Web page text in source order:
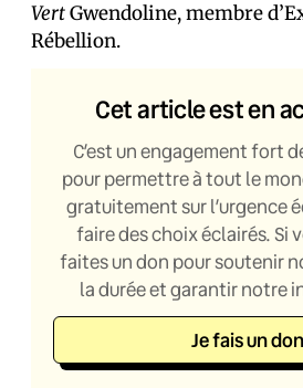
VertGwendoline, membre
Rébellion.
Cet article est en
C’est un engagement fort
pour permettre à tout le
gratuitement sur l’urgence
faire des choix éclairés. Si
faites un don pour soutenir
la durée et garantir notre
Je fais un don